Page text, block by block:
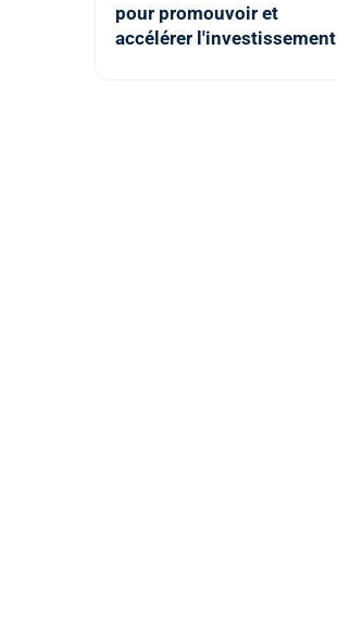
pour promouvoir et
accélérer l'investissement